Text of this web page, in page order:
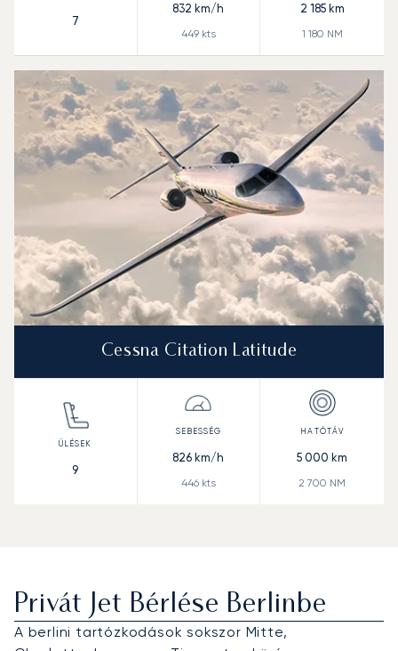
7
832 km/h
449kts
2 185km
1 180 NM
Cessna Citation Latitude
9
826 km/h
446kts
5 000 km
2 700 NM
Privát Jet Bérlése Berlinbe
A berlini tartózkodások sokszor Mitte,